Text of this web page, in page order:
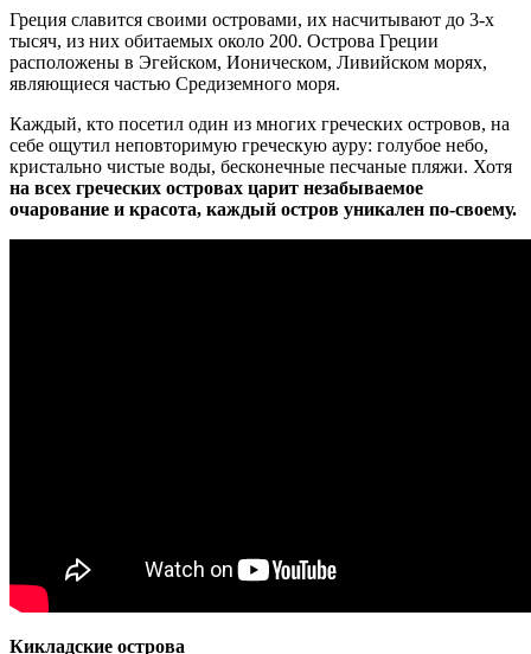
Греция славится своими островами, их насчитывают до 3-х
тысяч, из них обитаемых около 200. Острова Греции
расположены в Эгейском, Ионическом, Ливийском морях,
являющиеся частью Средиземного моря.
Каждый, кто посетил один из многих греческих островов, на
себе ощутил неповторимую греческую ауру: голубое небо,
кристально чистые воды, бесконечные песчаные пляжи. Хотя
на всех греческих островах царит незабываемое
очарование и красота, каждый остров уникален по-своему.
Кикладские острова